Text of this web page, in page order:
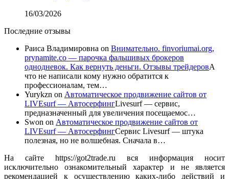
16/03/2026
Последние отзывы
Раиса Владимировна on Внимательно. finvoriumai.org,
prynamite.co — парочка фальшивых брокеров
однодневок. Как вернуть деньги. Отзывы трейдеровА
что не написали кому нужно обратится к
профессионалам, тем…
Yurykzn on Автоматическое продвижение сайтов от
LIVEsurf — АвтосерфингLivesurf — сервис,
предназначенный для увеличения посещаемос…
Swon on Автоматическое продвижение сайтов от
LIVEsurf — АвтосерфингСервис Livesurf — штука
полезная, но не волшебная. Сначала в…
На сайте https://got2trade.ru вся информация носит
исключительно ознакомительный характер и не является
рекомендацией к осуществлению каких-либо действий и